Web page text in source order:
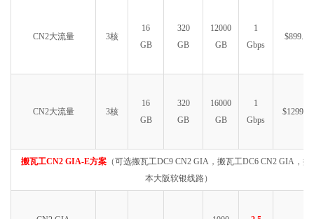
CN2大流量 3核
16
GB
320
GB
12000
GB
1
Gbps
$899.99
CN2大流量 3核
16
GB
320
GB
16000
GB
1
Gbps
$1299.99
搬瓦工CN2 GIA-E方案 （可选搬瓦工DC9 CN2 GIA，搬瓦工DC6 CN2 GIA，搬
本大阪软银线路）